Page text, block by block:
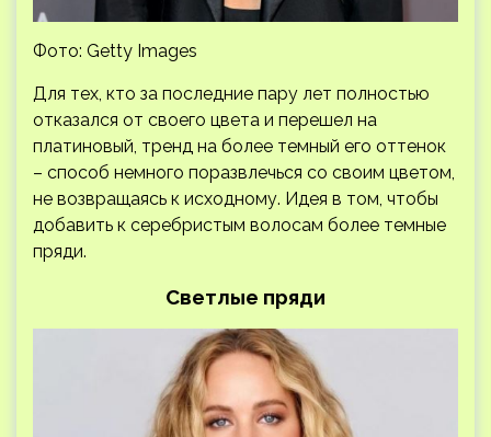
Фото: Getty Images
Для тех, кто за последние пару лет полностью
отказался от своего цвета и перешел на
платиновый, тренд на более темный его оттенок
– способ немного поразвлечься со своим цветом,
не возвращаясь к исходному. Идея в том, чтобы
добавить к серебристым волосам более темные
пряди.
Светлые пряди